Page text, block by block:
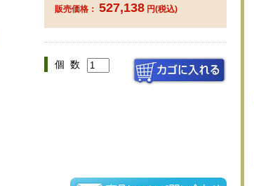
販売価格： 527,138 円(税込)
個 数